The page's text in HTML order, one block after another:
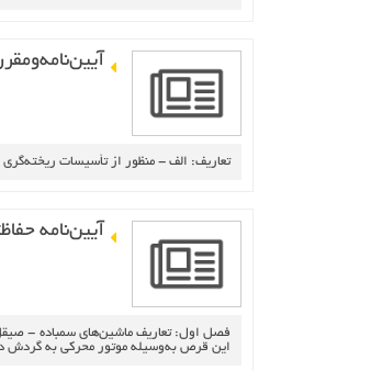
تعاريف‌: الف‌ - منظور از تأسيسات‌
آيين‌نامه‌
فصل‌ اول‌: تعاريف‌ ماشين‌هاي‌ سمباده‌ -
اين‌ قرص‌ به‌وسيله‌ موتور محركي‌ به‌ گردش‌